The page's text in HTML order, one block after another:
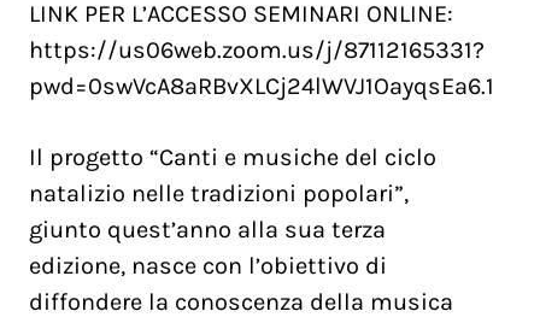
LINK PER L’ACCESSO SEMINARI ONLINE:
https://us06web.zoom.us/j/87112165331?
pwd=0swVcA8aRBvXLCj24lWVJ1OayqsEa6.1
Il progetto “Canti e musiche del ciclo
natalizio nelle tradizioni popolari”,
giunto quest’anno alla sua terza
edizione, nasce con l’obiettivo di
diffondere la conoscenza della musica